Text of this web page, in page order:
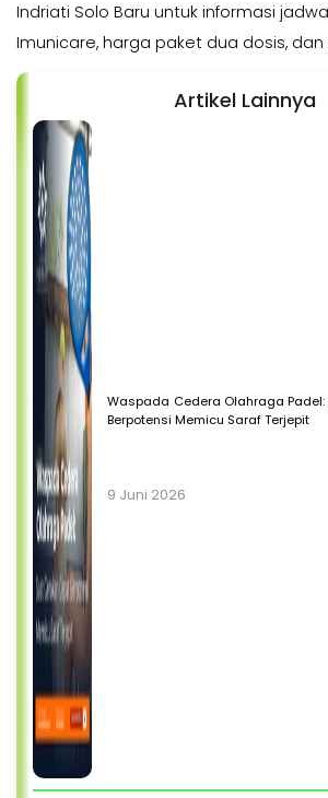
Indriati Solo Baru untuk informasi
Imunicare, harga paket dua dosis,
Artikel Lainnya
Waspada Cedera Olahraga
Berpotensi Memicu Saraf Terjepit
9 Juni 2026